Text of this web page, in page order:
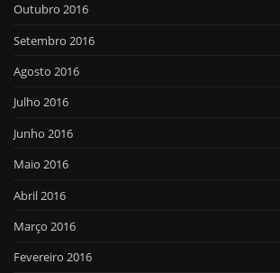
Outubro 2016
Setembro 2016
Agosto 2016
Julho 2016
Junho 2016
Maio 2016
Abril 2016
Março 2016
Fevereiro 2016